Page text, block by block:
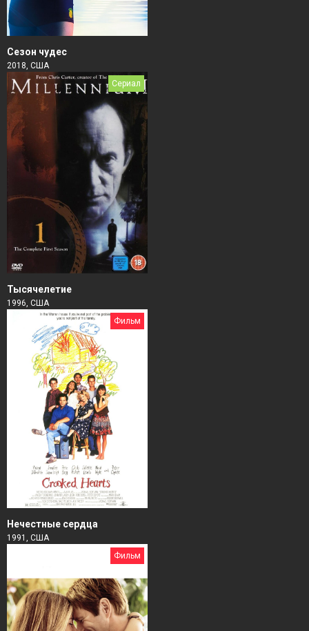
Сезон чудес
2018, США
Сериал
Тысячелетие
1996, США
Фильм
Нечестные сердца
1991, США
Фильм